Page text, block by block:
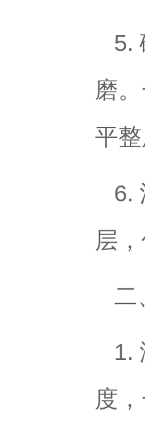
5.
磨
平
6.
层
二
1.
度